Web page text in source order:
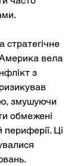
стратегічне
вела
з
змушуючи
обмежені
периферії. Ці